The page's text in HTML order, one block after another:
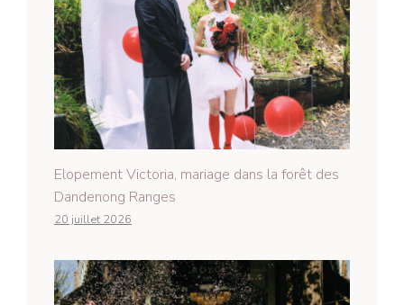
Elopement Victoria, mariage dans la forêt des
Dandenong Ranges
20 juillet 2026